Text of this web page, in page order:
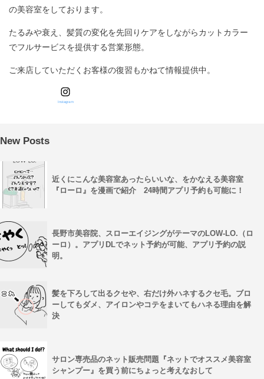
の美容室をしております。
たるみや衰え、髪質の変化を先回りケアをしながらカットカラー
でフルサービスを提供する営業形態。
ご来店していただくお客様の復習もかねて情報提供中。
Instagram
New Posts
近くにこんな美容室あったらいいな、をかなえる美容室
『ローロ』を漫画で紹介 24時間アプリ予約も可能に！
長野市美容院、スローエイジングがテーマのLOW-LO.（ロ
ーロ）。アプリDLでネット予約が可能、アプリ予約の説
明。
髪を下ろして出るクセや、右だけ外ハネするクセ毛。ブロ
ーしてもダメ、アイロンやコテをまいてもハネる理由を解
決
サロン専売品のネット販売問題『ネットでオススメ美容室
シャンプー』を買う前にちょっと考えなおして